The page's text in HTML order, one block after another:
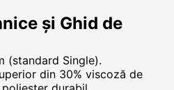
și Ghid de
(standard Single).
din 30% viscoză de